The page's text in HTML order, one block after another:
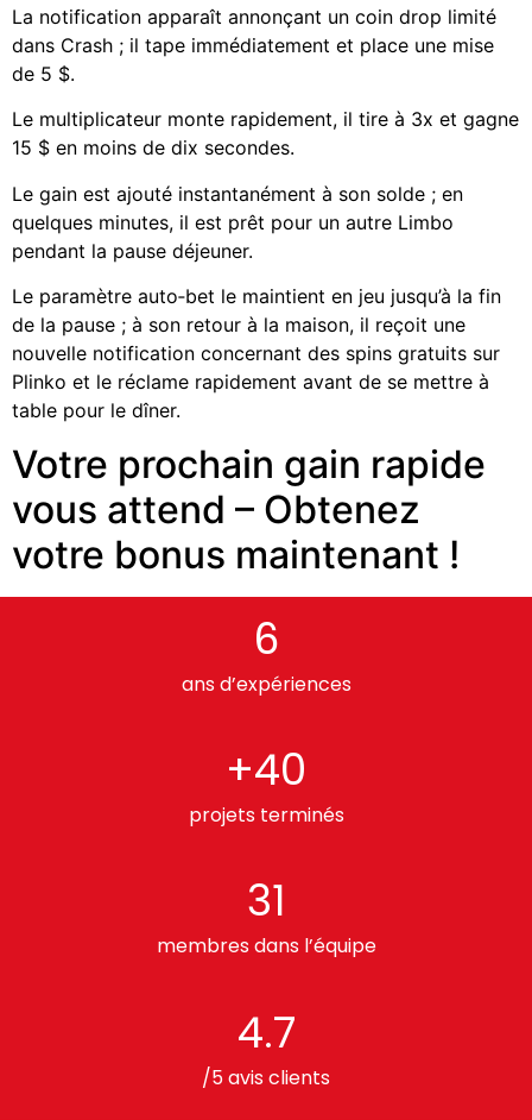
La notification apparaît annonçant un coin drop limité
dans Crash ; il tape immédiatement et place une mise
de 5 $.
Le multiplicateur monte rapidement, il tire à 3x et gagne
15 $ en moins de dix secondes.
Le gain est ajouté instantanément à son solde ; en
quelques minutes, il est prêt pour un autre Limbo
pendant la pause déjeuner.
Le paramètre auto‑bet le maintient en jeu jusqu’à la fin
de la pause ; à son retour à la maison, il reçoit une
nouvelle notification concernant des spins gratuits sur
Plinko et le réclame rapidement avant de se mettre à
table pour le dîner.
Votre prochain gain rapide
vous attend – Obtenez
votre bonus maintenant !
6
ans d’expériences
+40
projets terminés
31
membres dans l’équipe
4.7
/5 avis clients